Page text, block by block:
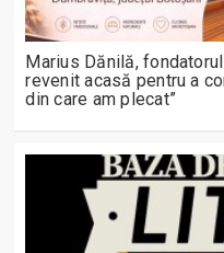
Marius Dănilă,
revenit acasă pentru a
din care am plecat”